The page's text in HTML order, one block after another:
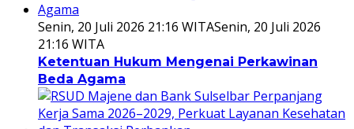
Senin, 20 Juli 2026 21:16 WITASenin, 20 Juli 2026
21:16 WITA
Ketentuan Hukum Mengenai Perkawinan
Beda Agama